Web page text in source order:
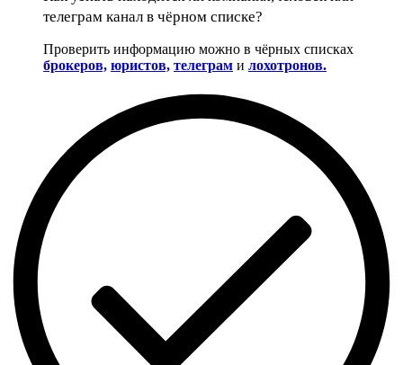
телеграм канал в чёрном списке?
Проверить информацию можно в чёрных списках
брокеров, юристов, телеграм и лохотронов.